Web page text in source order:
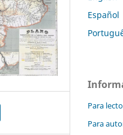
Español
Para
Para